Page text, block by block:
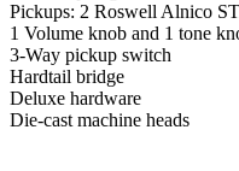
Pickups: 2 Roswell Alnico
1 Volume knob and 1 tone
3-Way pickup switch
Hardtail bridge
Deluxe hardware
Die-cast machine heads